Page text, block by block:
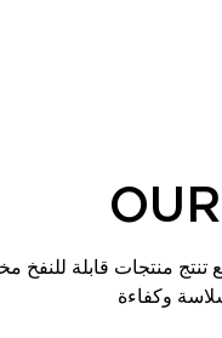
تنتج منتجات قابلة